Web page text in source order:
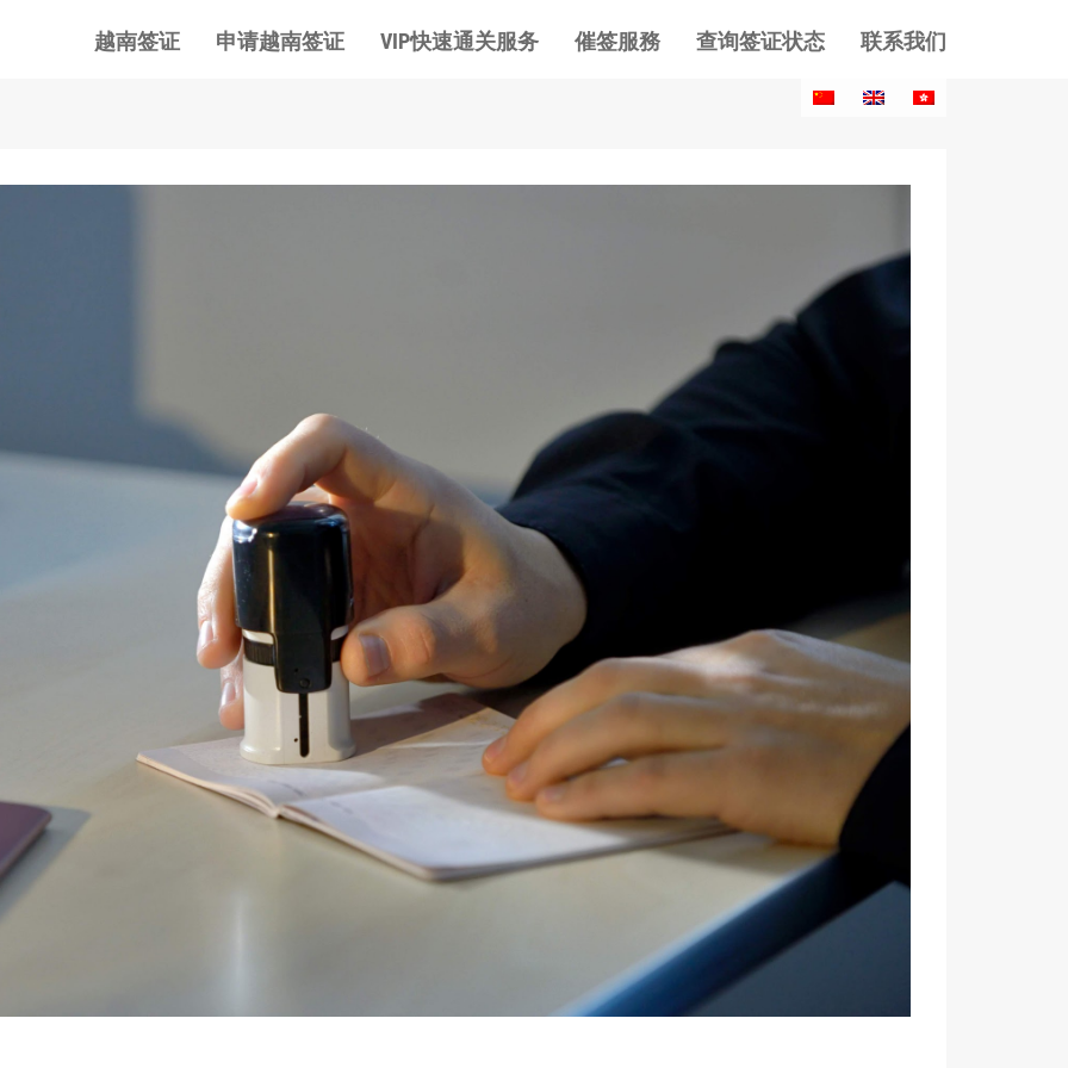
越南签证 申请越南签证 VIP快速通关服务 催签服務 查询签证状态 联系我们